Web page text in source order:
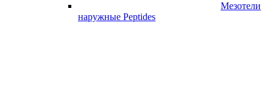
Мезотели
наружные Peptides